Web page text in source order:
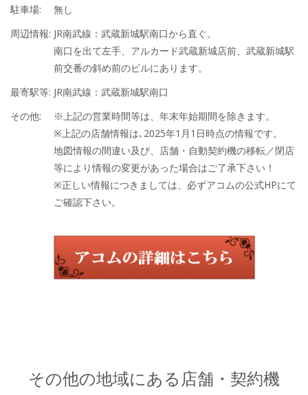
駐車場:
無し
周辺情報: JR南武線：武蔵新城駅南口から直ぐ。
南口を出て左手、アルカード武蔵新城店前、武蔵新城駅
前交番の斜め前のビルにあります。
最寄駅等: JR南武線：武蔵新城駅南口
その他:
※上記の営業時間等は、年末年始期間を除きます。
※上記の店舗情報は､2025年1月1日時点の情報です。
地図情報の間違い及び、店舗・自動契約機の移転／閉店
等により情報の変更があった場合はご了承下さい！
※正しい情報につきましては、必ずアコムの公式HPにて
ご確認下さい。
その他の地域にある店舗・契約機